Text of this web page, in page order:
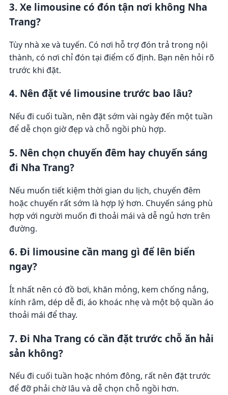
3. Xe limousine có đón tận nơi không Nha
Trang?
Tùy nhà xe và tuyến. Có nơi hỗ trợ đón trả trong nội
thành, có nơi chỉ đón tại điểm cố định. Bạn nên hỏi rõ
trước khi đặt.
4. Nên đặt vé limousine trước bao lâu?
Nếu đi cuối tuần, nên đặt sớm vài ngày đến một tuần
để dễ chọn giờ đẹp và chỗ ngồi phù hợp.
5. Nên chọn chuyến đêm hay chuyến sáng
đi Nha Trang?
Nếu muốn tiết kiệm thời gian du lịch, chuyến đêm
hoặc chuyến rất sớm là hợp lý hơn. Chuyến sáng phù
hợp với người muốn đi thoải mái và dễ ngủ hơn trên
đường.
6. Đi limousine cần mang gì để lên biển
ngay?
Ít nhất nên có đồ bơi, khăn mỏng, kem chống nắng,
kính râm, dép dễ đi, áo khoác nhẹ và một bộ quần áo
thoải mái để thay.
7. Đi Nha Trang có cần đặt trước chỗ ăn hải
sản không?
Nếu đi cuối tuần hoặc nhóm đông, rất nên đặt trước
để đỡ phải chờ lâu và dễ chọn chỗ ngồi hơn.